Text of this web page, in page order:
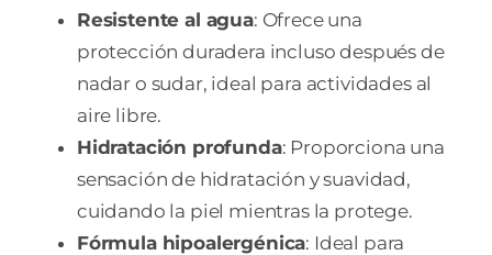
Resistente al agua: Ofrece una
protección duradera incluso después de
nadar o sudar, ideal para actividades al
aire libre.
Hidratación profunda: Proporciona una
sensación de hidratación y suavidad,
cuidando la piel mientras la protege.
Fórmula hipoalergénica: Ideal para